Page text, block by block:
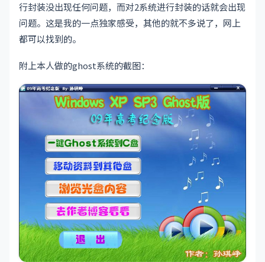
行封装没出现任何问题，而对2系统进行封装的话就会出现
问题。这是我的一点独家感受，其他的就不多说了，网上
都可以找到的。
附上本人做的ghost系统的截图：